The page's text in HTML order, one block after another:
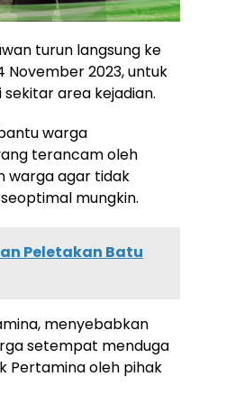
turun langsung ke
November 2023, untuk
area kejadian.
warga
terancam oleh
warga agar tidak
mungkin.
Peletakan Batu
menyebabkan
setempat menduga
Pertamina oleh pihak